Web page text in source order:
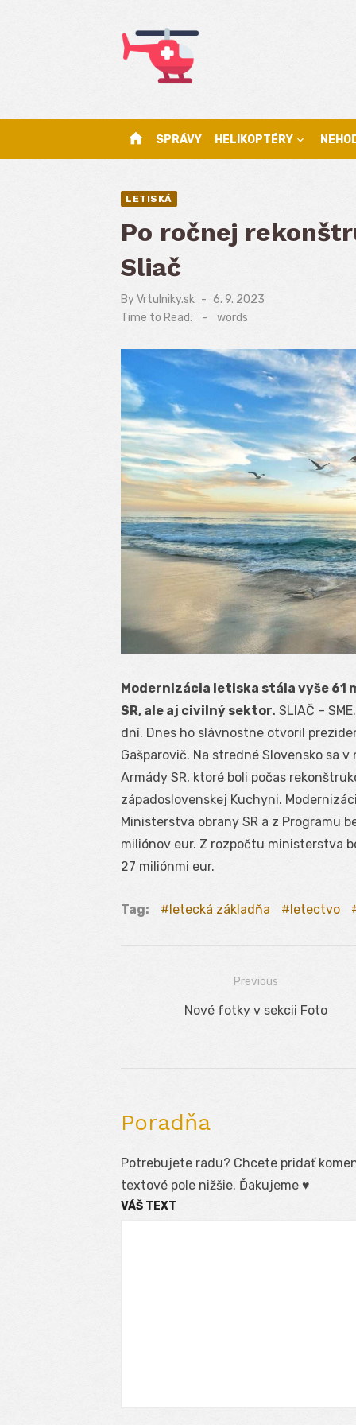
home SPRÁVY HELIKOPTÉRY
LETISKÁ
Po ročnej
Sliač
ByVrtulniky.sk
Posted
on
6. 9. 2023
Time to Read:
- words
Modernizácia letiska stála vyše 61
SR, ale aj civilný sektor. SLIAČ –
dní. Dnes ho slávnostne otvoril
Gašparovič. Na stredné Slovensko sa
Armády SR, ktoré boli počas
západoslovenskej Kuchyni.
Ministerstva obrany SR a z Programu
miliónov eur. Z rozpočtu ministerstva
27 miliónmi eur.
Tag: letecká základňa letectvo
Navigácia
Previous
Previous
Nové fotky v sekcii Foto
Poradňa
Potrebujete radu? Chcete pridať
textové pole nižšie. Ďakujeme ♥
VÁŠ TEXT